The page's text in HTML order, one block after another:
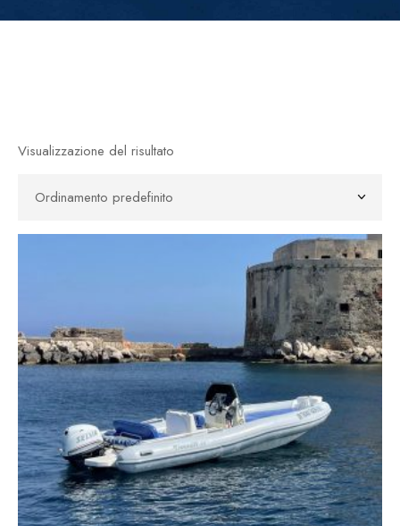
Visualizzazione del risultato